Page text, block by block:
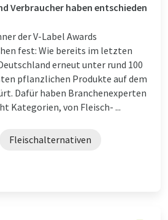
Verbraucher haben entschieden
der V-Label Awards
fest: Wie bereits im letzten
erneut unter rund 100
pflanzlichen Produkte auf dem
Dafür haben Branchenexperten
Kategorien, von Fleisch- ...
Fleischalternativen